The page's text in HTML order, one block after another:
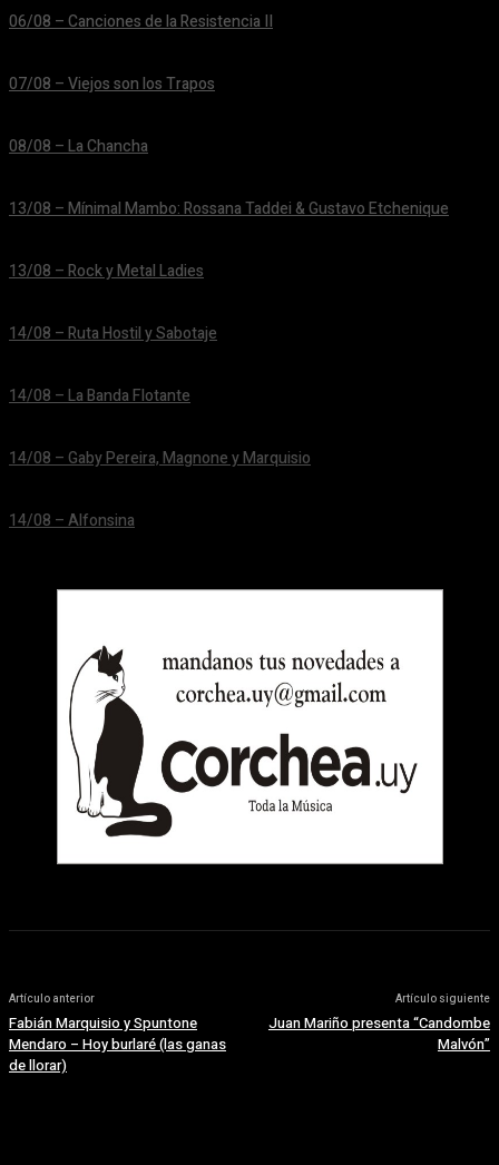
06/08 – Canciones de la Resistencia II
07/08 – Viejos son los Trapos
08/08 – La Chancha
13/08 – Mínimal Mambo: Rossana Taddei & Gustavo Etchenique
13/08 – Rock y Metal Ladies
14/08 – Ruta Hostil y Sabotaje
14/08 – La Banda Flotante
14/08 – Gaby Pereira, Magnone y Marquisio
14/08 – Alfonsina
Artículo anterior
Fabián Marquisio y Spuntone
Mendaro – Hoy burlaré (las ganas
de llorar)
Artículo siguiente
Juan Mariño presenta “Candombe
Malvón”